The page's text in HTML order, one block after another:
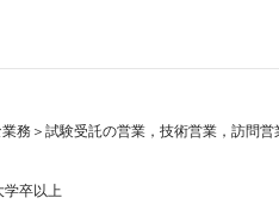
務＞試験受託の営業，技術営業，訪問
学卒以上